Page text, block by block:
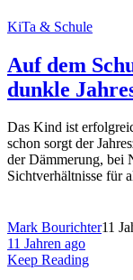
KiTa & Schule
Auf dem
dunkle
Das Kind ist
schon sorgt der
der Dämmerung, bei
Sichtverhältnisse für
Mark Bourichter11
11 Jahren ago
Keep Reading